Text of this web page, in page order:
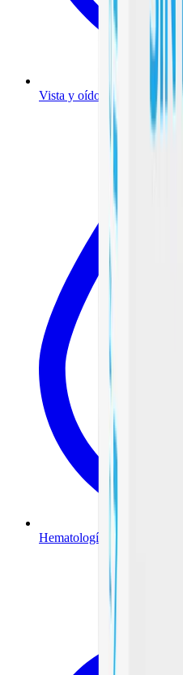
Vista y oído
Hematología